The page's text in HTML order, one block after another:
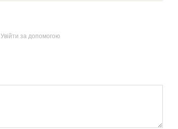
Увійти за допомогою